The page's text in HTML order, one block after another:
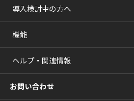
導入検討中の方へ
機能
ヘルプ・関連情報
お問い合わせ